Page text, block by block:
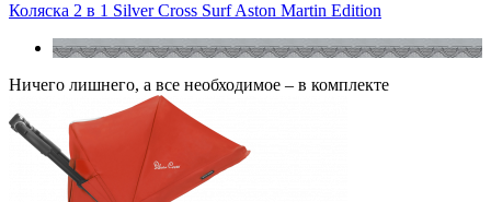
Коляска 2 в 1 Silver Cross Surf Aston Martin Edition
Ничего лишнего, а все необходимое – в комплекте